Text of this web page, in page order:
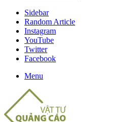
Sidebar
Random Article
Instagram
YouTube
Twitter
Facebook
Menu